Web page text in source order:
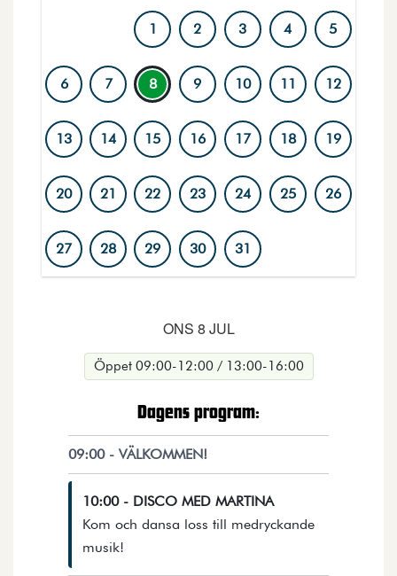
PROGRAMKALENDER
1 2 3 4 5
6 7 8 9 10 11 12
13 14 15 16 17 18 19
20 21 22 23 24 25 26
27 28 29 30 31
ONS 8 JUL
Öppet 09:00-12:00 / 13:00-16:00
Dagens program:
09:00 - VÄLKOMMEN!
10:00 - DISCO MED MARTINA
Kom och dansa loss till medryckande
musik!